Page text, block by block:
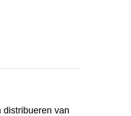
distribueren van